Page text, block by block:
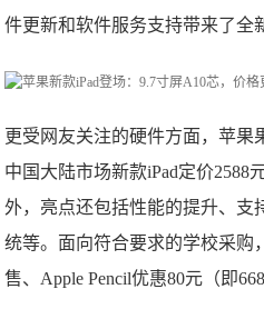
件更新和软件服务支持带来了全
更受网友关注的硬件方面，苹果
中国大陆市场新款iPad定价2588
外，亮点还包括性能的提升、支
统等。面向符合要求的学校采购
售、Apple Pencil优惠80元（即